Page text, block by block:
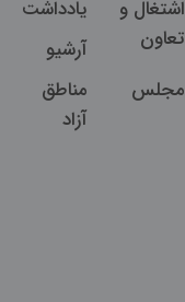
اشتغال و
تعاون
یادداشت
آرشیو
مجلس
مناطق
آزاد